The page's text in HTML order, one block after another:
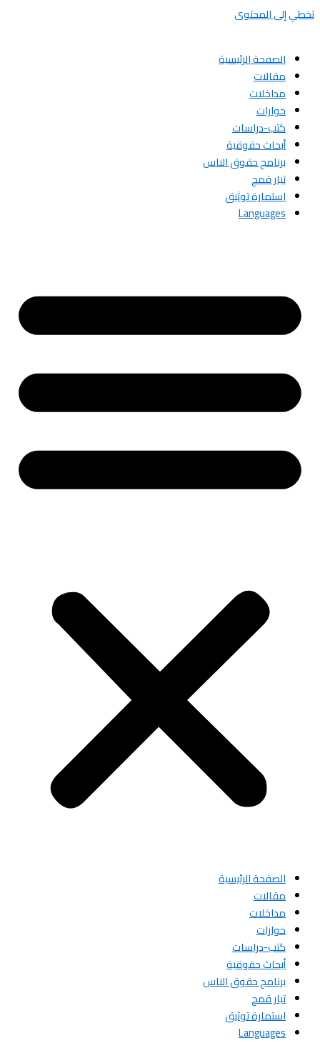
تخطي إلى المحتوى
الصفحة الرئيسية
مقالات
مداخلات
حوارات
كتب-دراسات
أبحاث حقوقية
برنامج حقوق الناس
تيار قمح
استمارة توثيق
Languages
الصفحة الرئيسية
مقالات
مداخلات
حوارات
كتب-دراسات
أبحاث حقوقية
برنامج حقوق الناس
تيار قمح
استمارة توثيق
Languages